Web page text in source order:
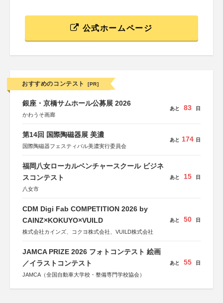
公式ホームページ
おすすめのコンテスト [PR]
銀座・京橋サムホール公募展 2026
かわうそ画廊
あと 83 日
第14回 国際陶磁器展 美濃
国際陶磁器フェスティバル美濃実行委員会
あと 174 日
福岡八女ローカルベンチャースクール ビジネ
スコンテスト
八女市
あと 15 日
CDM Digi Fab COMPETITION 2026 by
CAINZ×KOKUYO×VUILD
株式会社カインズ、コクヨ株式会社、VUILD株式会社
あと 50 日
JAMCA PRIZE 2026 フォトコンテスト 絵画
／イラストコンテスト
JAMCA（全国自動車大学校・整備専門学校協会）
あと 55 日